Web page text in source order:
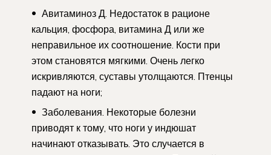
Авитаминоз Д. Недостаток в рационе
кальция, фосфора, витамина Д или же
неправильное их соотношение. Кости при
этом становятся мягкими. Очень легко
искривляются, суставы утолщаются. Птенцы
падают на ноги;
Заболевания. Некоторые болезни
приводят к тому, что ноги у индюшат
начинают отказывать. Это случается в